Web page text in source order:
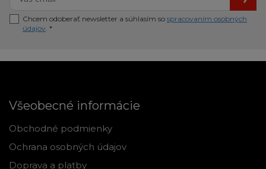
Chcem odoberať newsletter a súhlasím so spracovaním osobných
údajov. *
Všeobecné informácie
Obchodné podmienky
Ochrana osobných údajov
Doprava a platby